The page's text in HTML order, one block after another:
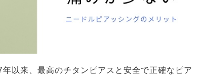
以来、最高のチタンピアスと安全で正確なピア